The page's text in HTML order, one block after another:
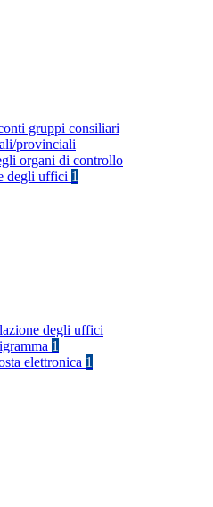
gruppi consiliari
provinciali
organi di controllo
degli uffici 1
degli uffici
1
elettronica 1